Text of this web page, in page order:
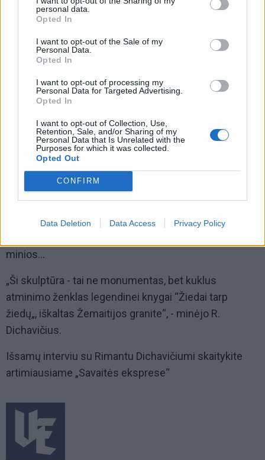
personal data.
Opted In
I want to opt-out of the Sale of my
Personal Data.
Opted In
I want to opt-out of processing my
Personal Data for Targeted Advertising.
Opted In
I want to opt-out of Collection, Use,
Retention, Sale, and/or Sharing of my
Personal Data that Is Unrelated with the
Purposes for which it was collected.
Opted Out
CONFIRM
Data Deletion Data Access Privacy Policy
„Aš ir pats gavau vos 3 egzempliorius, o nusipirkti
Dichavičius.
juokingi faktai, kai kone pusę dar nesuklijuoto knygos
tiražo iš spaustuvės pavogė patys darbininkai -
popieriaus lapais su išskirtinėmis fotografijomis
apsivynioję savo kūną parsinešė namo...
Didžiulio ažiotažo sulaukė ir knygos išleidimą lydėjusi
paroda - eilės į parodą Maskvoje driekėsi per du
minios...
„Ši skulptūra - tai ne monumentas, bet kuklus
atminimo ženklas legendinei knygai “Žiedai tarp
žiedų„, iškaltas Žemaitijos granite“, - minėjo R.
Dichavičius.
Išsamų interviu su Rimantu Dichavičiumi skaitykite
artimiausiame „Savaitės eksprese“